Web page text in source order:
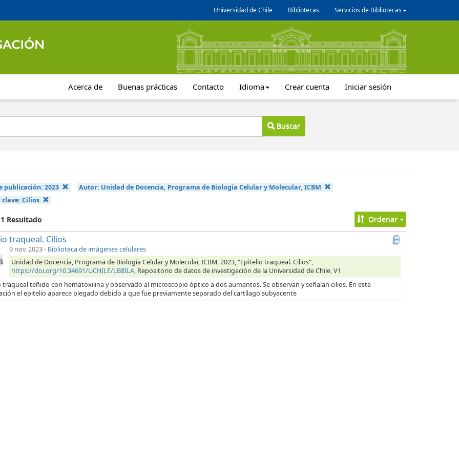
Universidad de Chile Bibliotecas Servicios de Bibliotecas
Acerca de Buenas prácticas Contacto Idioma Crear cuenta Iniciar sesión
Buscar
publicación: 2023 Autor: Unidad de Docencia, Programa de Biología Celular y Molecular, ICBM
Cilios
Resultado Ordenar
traqueal. Cilios
9 nov. 2023- Biblioteca de imágenes celulares
Unidad de Docencia, Programa de Biología Celular y Molecular, ICBM, 2023, "Epitelio traqueal. Cilios",
https://doi.org/10.34691/UCHILE/LB8ILA, Repositorio de datos de investigación de la Universidad de Chile, V1
traqueal teñido con hematoxilina y observado al microscopio óptico a dos aumentos. Se observan y señalan cilios. En esta
el epitelio aparece plegado debido a que fue previamente separado del cartílago subyacente